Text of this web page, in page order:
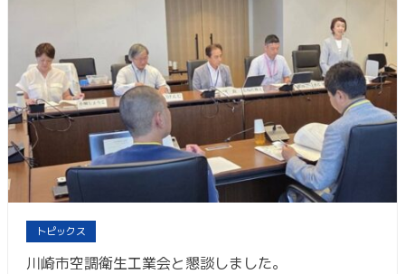
トピックス
川崎市空調衛生工業会と懇談しました。